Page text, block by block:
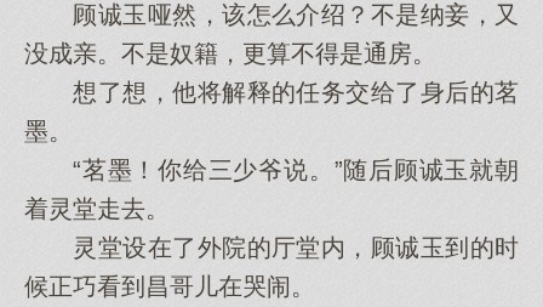
顾诚玉哑然，该怎么介绍？不是纳妾，又
没成亲。不是奴籍，更算不得是通房。
想了想，他将解释的任务交给了身后的茗
墨。
“茗墨！你给三少爷说。”随后顾诚玉就朝
着灵堂走去。
灵堂设在了外院的厅堂内，顾诚玉到的时
候正巧看到昌哥儿在哭闹。